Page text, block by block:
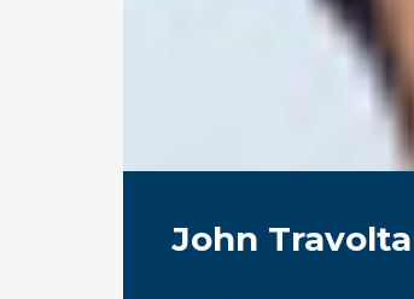
John Travolta